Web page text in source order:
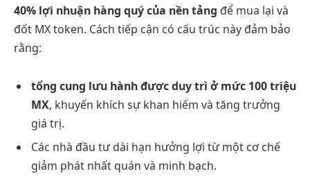
40% lợi nhuận hàng quý của nền tảng để mua lại và
đốt MX token. Cách tiếp cận có cấu trúc này đảm bảo
rằng:
tổng cung lưu hành được duy trì ở mức 100 triệu
MX, khuyến khích sự khan hiếm và tăng trưởng
giá trị.
Các nhà đầu tư dài hạn hưởng lợi từ một cơ chế
giảm phát nhất quán và minh bạch.